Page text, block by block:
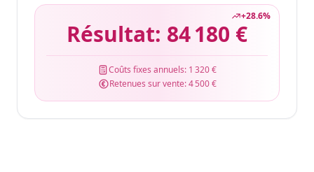
+28.6%
Résultat: 84 180 €
Coûts fixes annuels: 1 320 €
Retenues sur vente:4 500 €